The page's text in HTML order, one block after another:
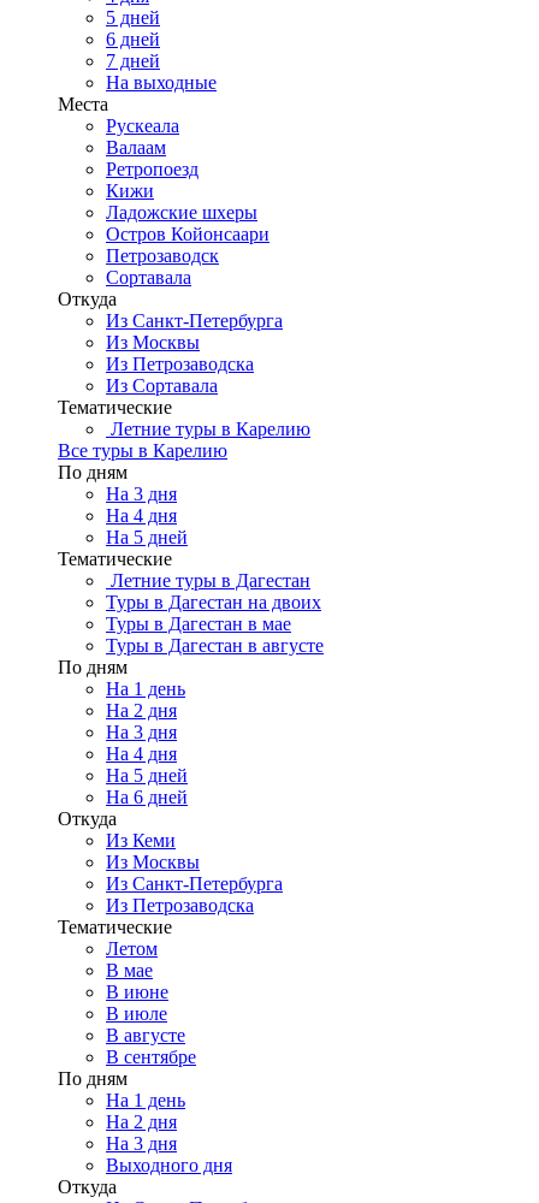
5 дней
6 дней
7 дней
На выходные
Места
Рускеала
Валаам
Ретропоезд
Кижи
Ладожские шхеры
Остров Койонсаари
Петрозаводск
Сортавала
Откуда
Из Санкт-Петербурга
Из Москвы
Из Петрозаводска
Из Сортавала
Тематические
Летние туры в Карелию
Все туры в Карелию
По дням
На 3 дня
На 4 дня
На 5 дней
Тематические
Летние туры в Дагестан
Туры в Дагестан на двоих
Туры в Дагестан в мае
Туры в Дагестан в августе
По дням
На 1 день
На 2 дня
На 3 дня
На 4 дня
На 5 дней
На 6 дней
Откуда
Из Кеми
Из Москвы
Из Санкт-Петербурга
Из Петрозаводска
Тематические
Летом
В мае
В июне
В июле
В августе
В сентябре
По дням
На 1 день
На 2 дня
На 3 дня
Выходного дня
Откуда